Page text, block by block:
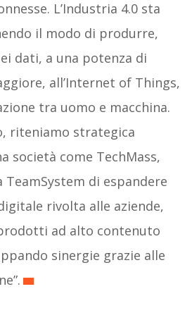
L’Industria 4.0 sta
il modo di produrre,
dati, a una potenza di
all’Internet of Things,
tra uomo e macchina.
riteniamo strategica
società come TechMass,
di espandere
rivolta alle aziende,
ad alto contenuto
sinergie grazie alle